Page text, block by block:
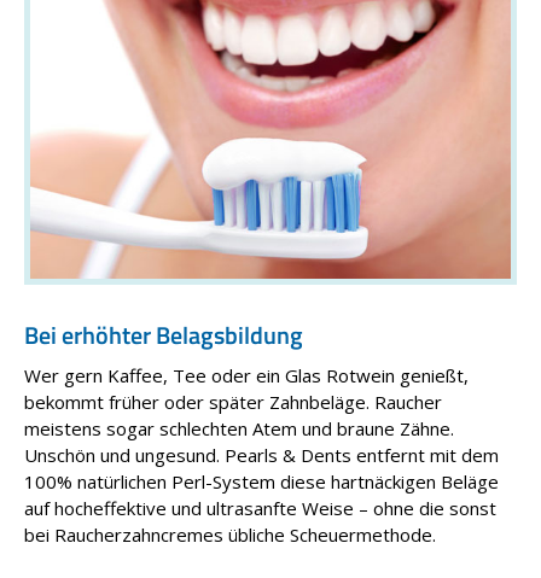
Bei erhöhter Belagsbildung
Wer gern Kaffee, Tee oder ein Glas Rotwein genießt,
bekommt früher oder später Zahnbeläge. Raucher
meistens sogar schlechten Atem und braune Zähne.
Unschön und ungesund. Pearls & Dents entfernt mit dem
100% natürlichen Perl-System diese hart­näckigen Beläge
auf hocheffektive und ultrasanfte Weise – ohne die sonst
bei Raucherzahncremes übliche Scheuer­methode.